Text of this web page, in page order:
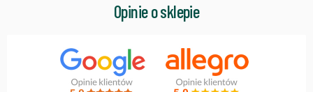
Opinie o sklepie